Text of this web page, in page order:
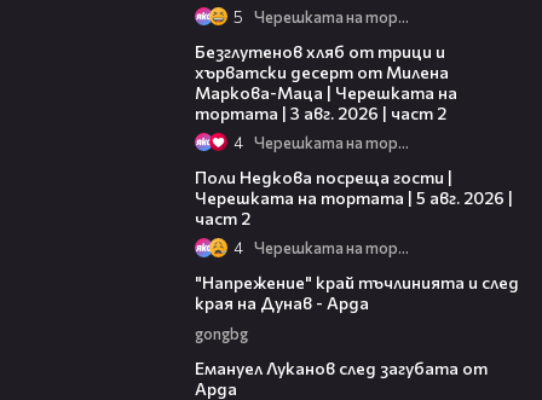
5 Черешката на тортата
Безглутенов хляб от трици и
хърватски десерт от Милена
Маркова-Маца | Черешката на
тортата | 3 авг. 2026 | част 2
4 Черешката на тортата
Поли Недкова посреща гости |
Черешката на тортата | 5 авг. 2026 |
част 2
4 Черешката на тортата
"Напрежение" край тъчлинията и след
края на Дунав - Арда
gongbg
Емануел Луканов след загубата от
Арда